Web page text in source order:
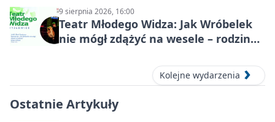
9 sierpnia 2026, 16:00
Teatr Młodego Widza: Jak Wróbelek
nie mógł zdążyć na wesele – rodzinny
Kolejne wydarzenia
Ostatnie Artykuły